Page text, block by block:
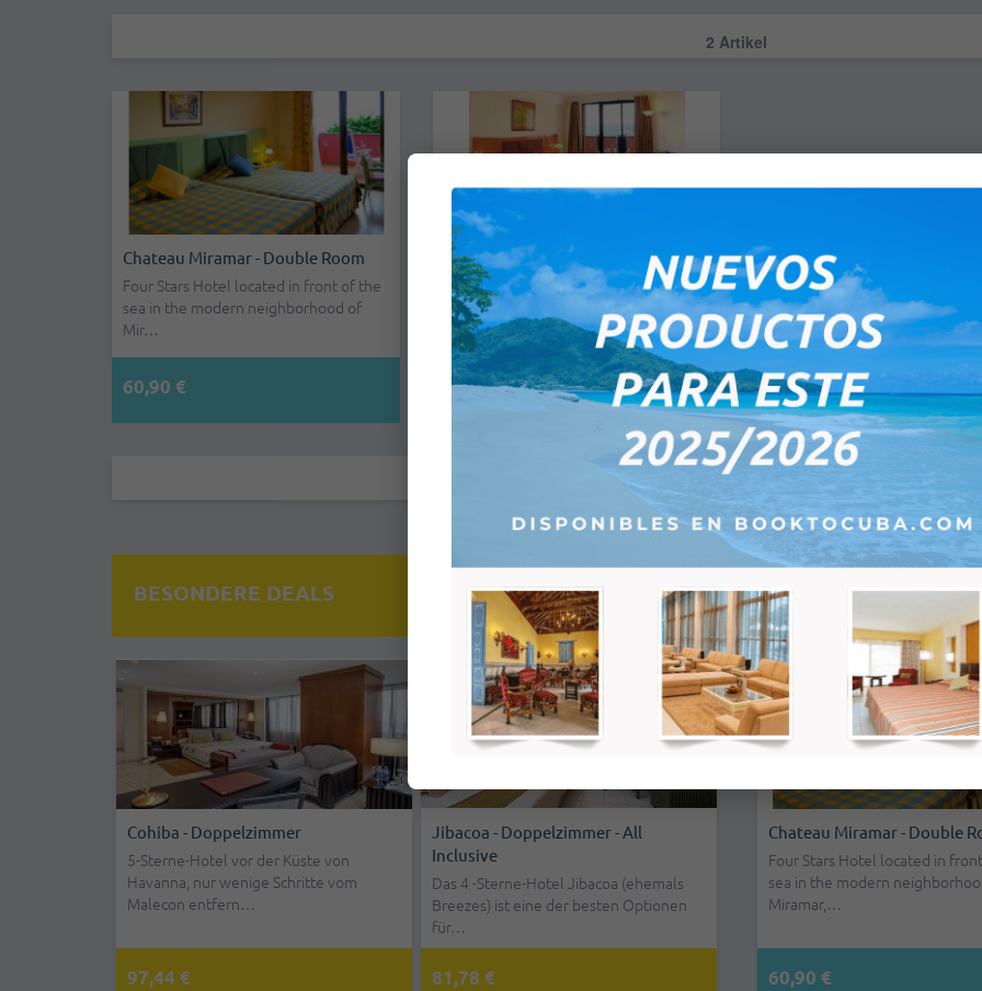
2 Artikel
Chateau Miramar - Double Room
Four Stars Hotel located in front of the
sea in the modern neighborhood of
Mir…
60,90 €
Chateau Miramar - Single Room
Four Stars Hotel located in front of the
sea in the modern neighborhood of
Mir…
39,15 €
BESONDERE DEALS
Cohiba - Doppelzimmer
5-Sterne-Hotel vor der Küste von
Havanna, nur wenige Schritte vom
Malecon entfern…
Jibacoa - Doppelzimmer - All
Das 4 -Sterne-Hotel Jibacoa (ehemals
Breezes) ist eine der besten Optionen
Family Resort Varadero -
Doppelzimmer - All Inclusive
Discover Family Resort Varadero in Cuba
for the perfect Caribbean vacation for
AUSGEZEICHNETE
Chateau Miramar - Double
Four Stars Hotel located in
sea in the modern
Miramar,…
60,90 €